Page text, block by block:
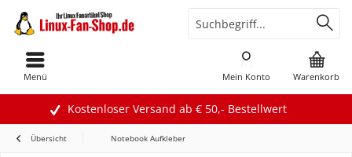
Kostenloser Versand ab € 50,- Bestellwert
Warenkorb
Mein Konto
Menü
Übersicht Notebook Aufkleber